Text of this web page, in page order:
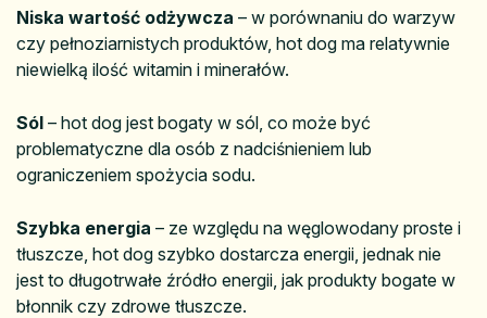
Niska wartość odżywcza – w porównaniu do warzyw
czy pełnoziarnistych produktów, hot dog ma relatywnie
niewielką ilość witamin i minerałów.
Sól – hot dog jest bogaty w sól, co może być
problematyczne dla osób z nadciśnieniem lub
ograniczeniem spożycia sodu.
Szybka energia – ze względu na węglowodany proste i
tłuszcze, hot dog szybko dostarcza energii, jednak nie
jest to długotrwałe źródło energii, jak produkty bogate w
błonnik czy zdrowe tłuszcze.